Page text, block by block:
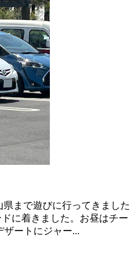
まで遊びに行ってきました
に着きました。お昼はチー
ザートにジャー...